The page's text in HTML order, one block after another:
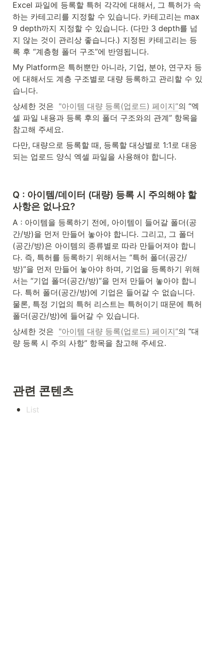
Excel 파일에 등록할 특허 각각에 대해서, 그 특허가 속
하는 카테고리를 지정할 수 있습니다. 카테고리는 max
9 depth까지 지정할 수 있습니다. (다만 3 depth를 넘
지 않는 것이 관리상 좋습니다.) 지정된 카테고리는 등
록 후 “계층형 폴더 구조”에 반영됩니다.
My Platform은 특허뿐만 아니라, 기업, 분야, 연구자 등
에 대해서도 계층 구조별로 대량 등록하고 관리할 수 있
습니다.
상세한 것은 "아이템 대량 등록(업로드) 페이지”의 “엑
셀 파일 내용과 등록 후의 폴더 구조와의 관계” 항목을
참고해 주세요.
다만, 대량으로 등록할 때, 등록할 대상별로 1:1로 대응
되는 업로드 양식 엑셀 파일을 사용해야 합니다.
Q : 아이템/데이터 (대량) 등록 시 주의해야 할
사항은 없나요?
A : 아이템을 등록하기 전에, 아이템이 들어갈 폴더(공
간/방)을 먼저 만들어 놓아야 합니다. 그리고, 그 폴더
(공간/방)은 아이템의 종류별로 따라 만들어져야 합니
다. 즉, 특허를 등록하기 위해서는 “특허 폴더(공간/
방)”을 먼저 만들어 놓아야 하며, 기업을 등록하기 위해
서는 “기업 폴더(공간/방)”을 먼저 만들어 놓아야 합니
다. 특허 폴더(공간/방)에 기업은 들어갈 수 없습니다.
물론, 특정 기업의 특허 리스트는 특허이기 때문에 특허
폴더(공간/방)에 들어갈 수 있습니다.
상세한 것은 "아이템 대량 등록(업로드) 페이지”의 “대
량 등록 시 주의 사항” 항목을 참고해 주세요.
관련 콘텐츠
•